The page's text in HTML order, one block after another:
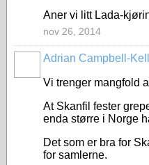
Aner vi litt Lada-
nov 26, 2014
Adrian Campbell-
Vi trenger mangfold
At Skanfil fester
enda større i Norge
Det som er bra for
for samlerne.